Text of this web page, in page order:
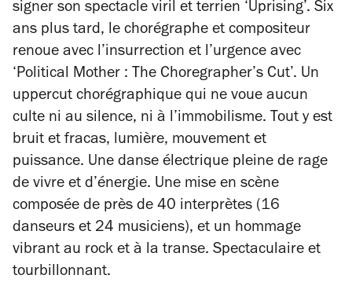
signer son spectacle viril et terrien ‘Uprising’. Six
ans plus tard, le chorégraphe et compositeur
renoue avec l’insurrection et l’urgence avec
‘Political Mother : The Choregrapher’s Cut’. Un
uppercut chorégraphique qui ne voue aucun
culte ni au silence, ni à l’immobilisme. Tout y est
bruit et fracas, lumière, mouvement et
puissance. Une danse électrique pleine de rage
de vivre et d’énergie. Une mise en scène
composée de près de 40 interprètes (16
danseurs et 24 musiciens), et un hommage
vibrant au rock et à la transe. Spectaculaire et
tourbillonnant.